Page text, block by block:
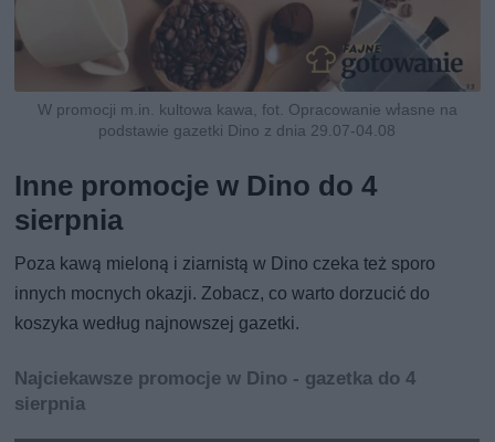
W promocji m.in. kultowa kawa, fot. Opracowanie własne na
podstawie gazetki Dino z dnia 29.07-04.08
Inne promocje w Dino do 4
sierpnia
Poza kawą mieloną i ziarnistą w Dino czeka też sporo
innych mocnych okazji. Zobacz, co warto dorzucić do
koszyka według najnowszej gazetki.
Najciekawsze promocje w Dino - gazetka do 4
sierpnia